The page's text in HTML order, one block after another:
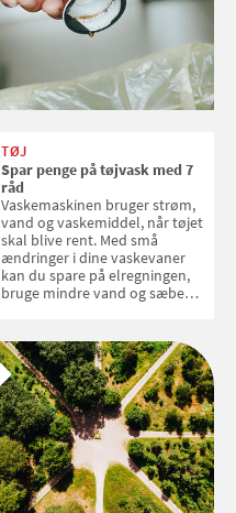
TØJ
Spar penge på tøjvask med 7
råd
Vaskemaskinen bruger strøm,
vand og vaskemiddel, når tøjet
skal blive rent. Med små
ændringer i dine vaskevaner
kan du spare på elregningen,
bruge mindre vand og sæbe
enkle råd til at spare penge på
tøjvasken